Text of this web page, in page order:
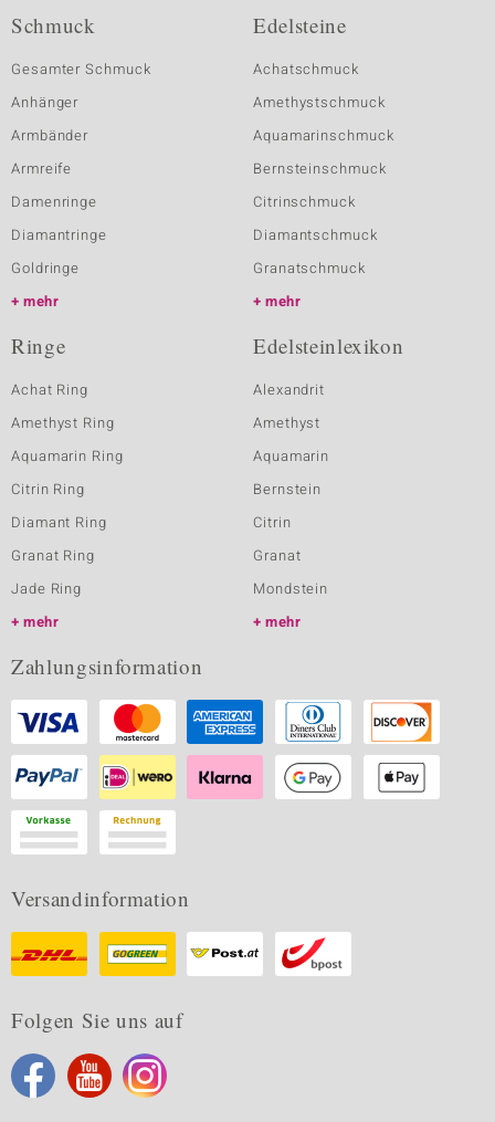
Schmuck
Gesamter Schmuck
Anhänger
Armbänder
Armreife
Damenringe
Diamantringe
Goldringe
mehr
Edelsteine
Achatschmuck
Amethystschmuck
Aquamarinschmuck
Bernsteinschmuck
Citrinschmuck
Diamantschmuck
Granatschmuck
mehr
Ringe
Achat Ring
Amethyst Ring
Aquamarin Ring
Citrin Ring
Diamant Ring
Granat Ring
Jade Ring
mehr
Edelsteinlexikon
Alexandrit
Amethyst
Aquamarin
Bernstein
Citrin
Granat
Mondstein
mehr
Zahlungsinformation
Versandinformation
Folgen Sie uns auf